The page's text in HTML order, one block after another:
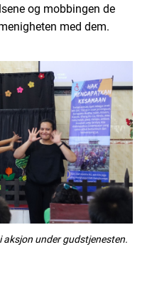
og mobbingen de
med dem.
aksjon under gudstjenesten.